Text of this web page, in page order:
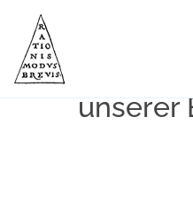
Einfache
unserer